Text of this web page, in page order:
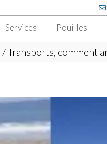
Services Pouilles
/ Transports, comment